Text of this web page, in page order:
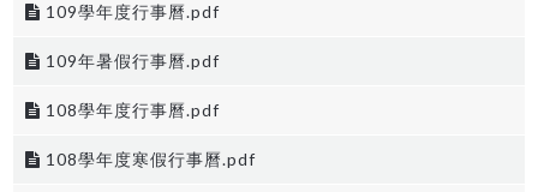
109學年度行事曆.pdf
109年暑假行事曆.pdf
108學年度行事曆.pdf
108學年度寒假行事曆.pdf